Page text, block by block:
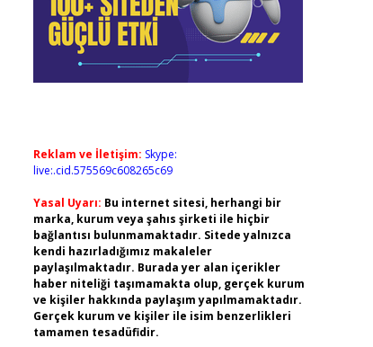
Reklam ve İletişim: Skype:
live:.cid.575569c608265c69
Yasal Uyarı: Bu internet sitesi, herhangi bir
marka, kurum veya şahıs şirketi ile hiçbir
bağlantısı bulunmamaktadır. Sitede yalnızca
kendi hazırladığımız makaleler
paylaşılmaktadır. Burada yer alan içerikler
haber niteliği taşımamakta olup, gerçek kurum
ve kişiler hakkında paylaşım yapılmamaktadır.
Gerçek kurum ve kişiler ile isim benzerlikleri
tamamen tesadüfidir.